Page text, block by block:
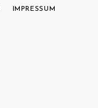
IMPRESSUM